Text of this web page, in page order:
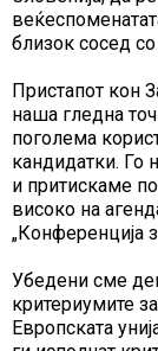
близок сосед
Пристапот кон
наша гледна
поголема
кандидатки. Го
и притискаме
високо на
„Конференција
Убедени сме
критериумите
Европската